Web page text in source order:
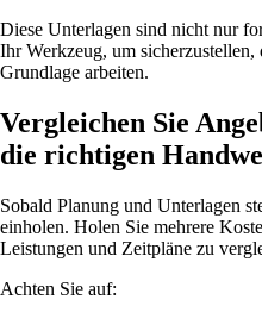
Diese Unterlagen sind nicht nur
Ihr Werkzeug, um sicherzustellen,
Grundlage arbeiten.
Vergleichen Sie
die richtigen
Sobald Planung und Unterlagen
einholen. Holen Sie mehrere
Leistungen und Zeitpläne zu
Achten Sie auf: